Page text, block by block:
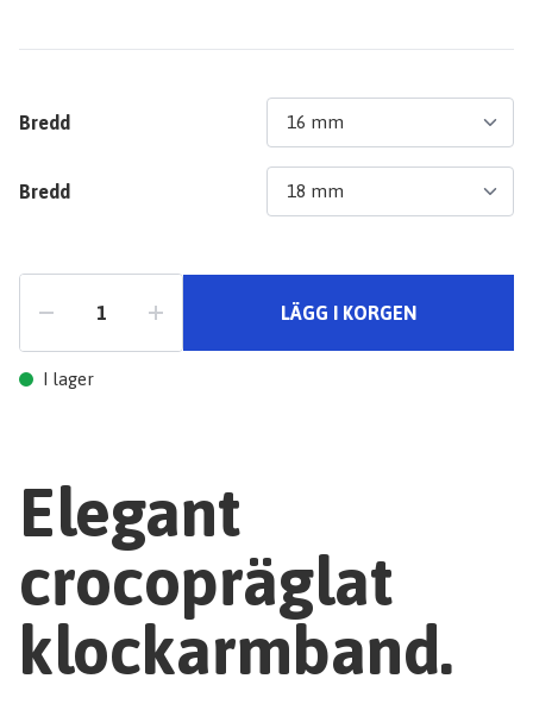
Bredd
Bredd
LÄGG I KORGEN
I lager
Elegant
crocopräglat
klockarmband.